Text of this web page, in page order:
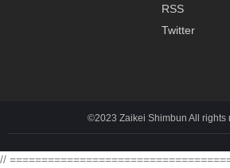
RSS
Twitter
©2023 Zaikei Shimbun All rights
//